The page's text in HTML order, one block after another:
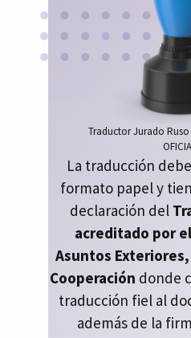
Traductor Jurado
La traducción
formato papel y
declaración del
acreditado por
Asuntos
Cooperación donde
traducción fiel al
además de la